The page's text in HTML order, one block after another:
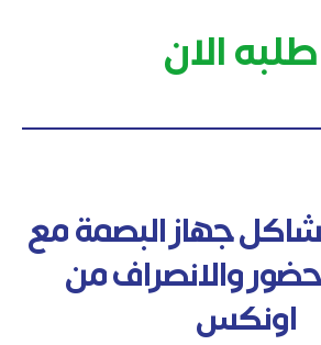
الان
جهاز البصمة مع
والانصراف من
اونكس